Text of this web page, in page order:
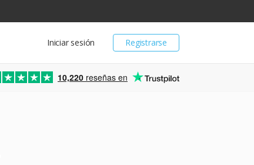
Registrarse
Iniciar sesión
10,220 reseñas en